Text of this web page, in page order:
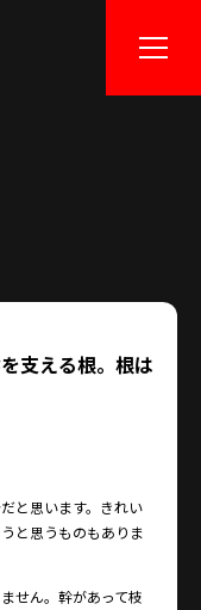
支える根。根は
と思います。きれい
と思うものもありま
せん。幹があって枝